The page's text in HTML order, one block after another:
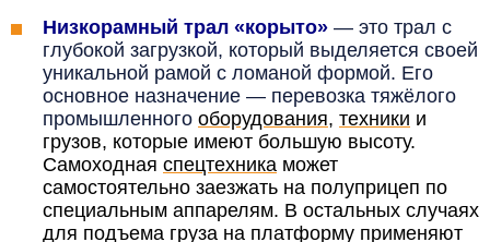
Низкорамный трал «корыто» — это трал с
глубокой загрузкой, который выделяется своей
уникальной рамой с ломаной формой. Его
основное назначение — перевозка тяжёлого
промышленного оборудования, техники и
грузов, которые имеют большую высоту.
Самоходная спецтехника может
самостоятельно заезжать на полуприцеп по
специальным аппарелям. В остальных случаях
для подъема груза на платформу применяют